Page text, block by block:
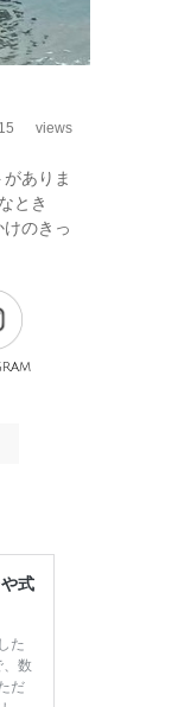
views
ありま
とき
のきっ
式
た
数
だ